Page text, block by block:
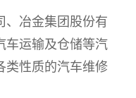
、冶金集团股份有
车运输及仓储等汽
类性质的汽车维修